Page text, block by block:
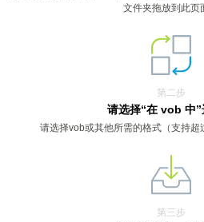
文件夹拖放到此页
第二步
请选择“在 vob 中”
请选择vob或其他所需的格式（支持超
第三步